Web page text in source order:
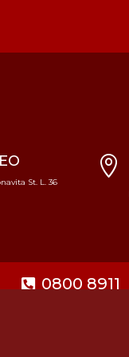
St. L. 36

0800 8911